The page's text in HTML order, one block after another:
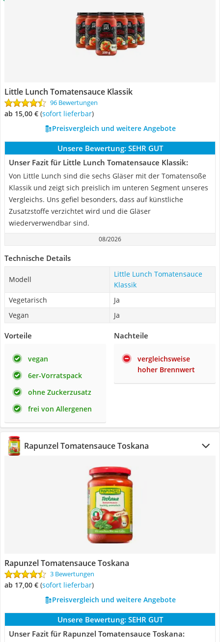
Little Lunch Tomatensauce Klassik
96 Bewertungen
ab 15,00 € ( Sofort lieferbar)
Preisvergleich und weitere Angebote
Unsere Bewertung: SEHR GUT
Unser Fazit für Little Lunch Tomatensauce Klassik:
Von Little Lunch sind die sechs Gläser mit der Tomatensoße
Klassik und zeigt sich preislich im unteren Segment unseres
Vergleichs. Uns gefiel besonders, dass auf künstliche
Zusatzstoffe verzichtet wird und die Gläser
wiederverwendbar sind.
08/2026
Technische Details
Modell
Little Lunch Tomatensauce
Klassik
Vegetarisch
Ja
Vegan
Ja
Vorteile
vegan
6er-Vorratspack
ohne Zuckerzusatz
frei von Allergenen
Nachteile
vergleichsweise
hoher Brennwert
Rapunzel Tomatensauce Toskana
Rapunzel Tomatensauce Toskana
3 Bewertungen
ab 17,00 € ( Sofort lieferbar)
Preisvergleich und weitere Angebote
Unsere Bewertung: SEHR GUT
Unser Fazit für Rapunzel Tomatensauce Toskana: